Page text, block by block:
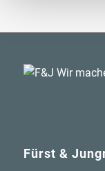
Fürst &